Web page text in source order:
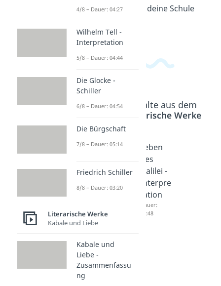
über das Werk für deine Schule
Beliebte Inhalte aus dem
Literarische Werke
Der
Mensch
von
Interpre
Dauer:
04:44
Leben
Galilei -
Leben
des
Galilei -
Interpre
tation
Dauer:
04:48
4/8 – Dauer: 04:27
Wilhelm Tell -
Interpretation
5/8 – Dauer: 04:44
Die Glocke -
Schiller
6/8 – Dauer: 04:54
Die Bürgschaft
7/8 – Dauer: 05:14
Friedrich Schiller
8/8 – Dauer: 03:20
Literarische Werke
Kabale und Liebe
Kabale und
Liebe -
Zusammenfassu
ng